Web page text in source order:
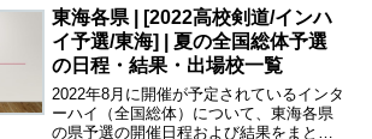
道新人大会の男子団体・男子個人・女子
団体・女子個人そ...
東海各県 | [2022高校剣道/インハ
イ予選/東海] | 夏の全国総体予選
の日程・結果・出場校一覧
2022年8月に開催が予定されているインタ
ーハイ（全国総体）について、東海各県
の県予選の開催日程および結果をまとめ